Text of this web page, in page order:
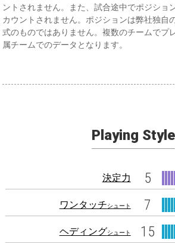
ントされません。また、試合途中でポジショ
カウントされません。ポジションは弊社独自
式のものではありません。複数のチームでプ
属チームでのデータとなります。
Playing Style
決定力 5
ワンタッチシュート 7
ヘディングシュート 15